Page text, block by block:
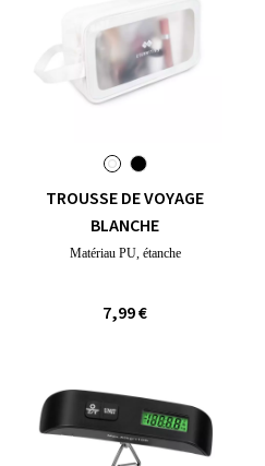
TROUSSE DE VOYAGE
BLANCHE
Matériau PU, étanche
7,99 €